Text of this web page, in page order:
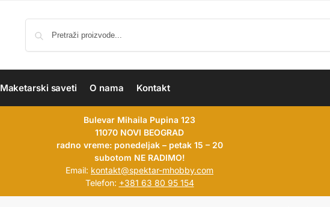
Maketarski saveti O nama Kontakt
Bulevar Mihaila Pupina 123
11070 NOVI BEOGRAD
radno vreme: ponedeljak – petak 15 – 20
subotom NE RADIMO!
Email: kontakt@spektar-mhobby.com
Telefon: +381 63 80 95 154